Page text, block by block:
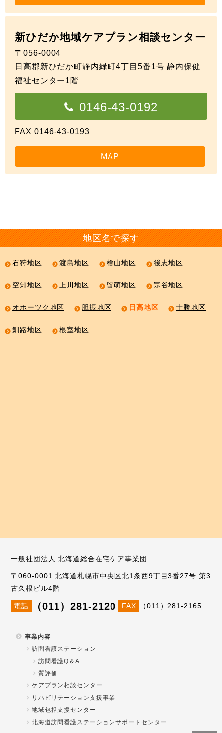
新ひだか地域ケアプラン相談センター
〒056-0004
日高郡新ひだか町静内緑町4丁目5番1号 静内保健
福祉センター1階
MAP
0146-43-0192
FAX 0146-43-0193
地区名で探す
石狩地区 渡島地区 檜山地区 後志地区
空知地区 上川地区 留萌地区 宗谷地区
オホーツク地区 胆振地区 日高地区 十勝地区
釧路地区 根室地区
一般社団法人 北海道総合在宅ケア事業団
〒060-0001 北海道札幌市中央区北1条西9丁目3番27号 第3
古久根ビル4階
電話 （011）281-2120 FAX （011）281-2165
事業内容
訪問看護ステーション
訪問看護Q＆A
質評価
ケアプラン相談センター
リハビリテーション支援事業
地域包括支援センター
北海道訪問看護ステーションサポートセンター